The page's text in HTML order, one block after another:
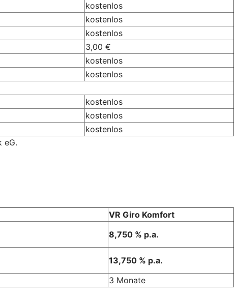
kostenlos
kostenlos
kostenlos
3,00 €
kostenlos
kostenlos
kostenlos
kostenlos
kostenlos
eG.
VR Giro Komfort
8,750 % p.a.
13,750 % p.a.
3 Monate